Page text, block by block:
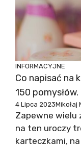
INFORMACYJNE
Co napisać na
150 pomysłów.
4 Lipca 2023Mikołaj
Zapewne wielu
na ten uroczy
karteczkami,